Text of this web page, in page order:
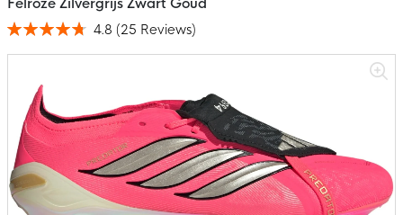
afbeeldingen-
gallerij
Waardering: 4.8 (25 Reviews)